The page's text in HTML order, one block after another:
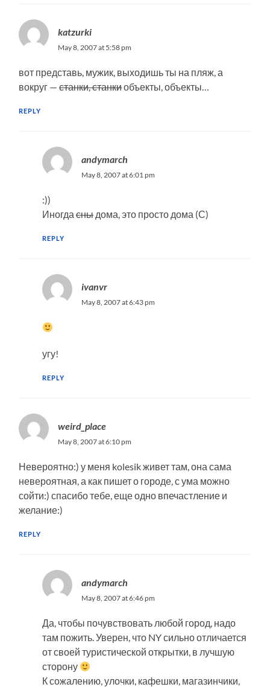
katzurki
May 8, 2007 at 5:58 pm
вот представь, мужик, выходишь ты на пляж, а
вокруг —станки, станкиобъекты, объекты…
REPLY
andymarch
May 8, 2007 at 6:01 pm
:))
Иногда сныдома, это просто дома (С)
REPLY
ivanvr
May 8, 2007 at 6:43 pm
угу!
REPLY
weird_place
May 8, 2007 at 6:10 pm
Невероятно:) у меня kolesik живет там, она сама
невероятная, а как пишет о городе, с ума можно
сойти:) спасибо тебе, еще одно впечастление и
желание:)
REPLY
andymarch
May 8, 2007 at 6:46 pm
Да, чтобы почувствовать любой город, надо
там пожить. Уверен, что NY сильно отличается
от своей туристической открытки, в лучшую
сторону
К сожалению, улочки, кафешки, магазинчики,